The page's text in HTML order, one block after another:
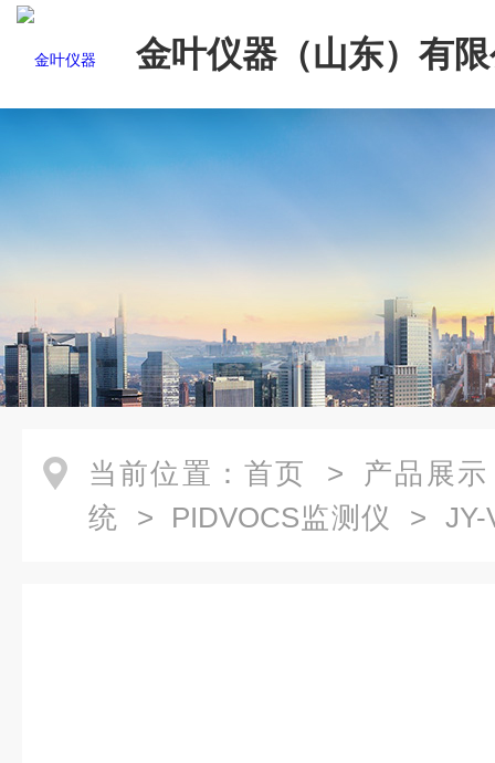
金叶仪器（山东）有
当前位置： 首页 > 产品展示
统 > PIDVOCS监测仪 > JY-